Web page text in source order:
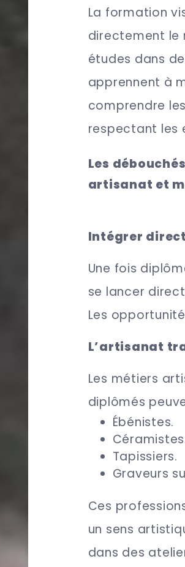
La formation
directement le
études dans
apprennent à
comprendre
respectant les
Les
artisanat et
Intégrer
Une fois
se lancer
Les
L’artisanat
Les métiers
diplômés
Ébénistes.
Tapissiers.
Graveurs
Ces
un sens
dans des